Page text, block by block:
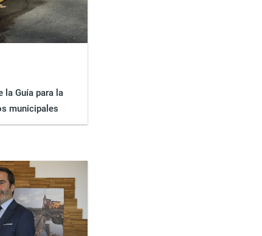
la Guía para la
municipales